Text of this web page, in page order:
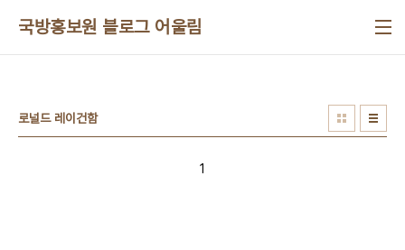
국방홍보원 블로그 어울림
로널드 레이건함
1